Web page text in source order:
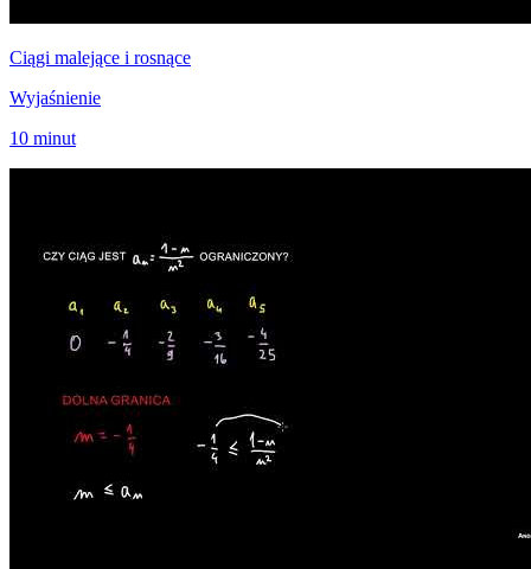
Ciągi malejące i rosnące
Wyjaśnienie
10 minut